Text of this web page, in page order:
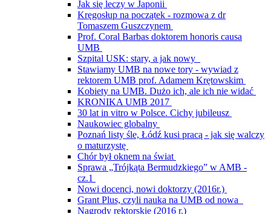
Jak się leczy w Japonii
Kręgosłup na początek - rozmowa z dr
Tomaszem Guszczynem
Prof. Coral Barbas doktorem honoris causa
UMB
Szpital USK: stary, a jak nowy
Stawiamy UMB na nowe tory - wywiad z
rektorem UMB prof. Adamem Krętowskim
Kobiety na UMB. Dużo ich, ale ich nie widać
KRONIKA UMB 2017
30 lat in vitro w Polsce. Cichy jubileusz
Naukowiec globalny
Poznań listy śle, Łódź kusi pracą - jak się walczy
o maturzystę
Chór był oknem na świat
Sprawa „Trójkąta Bermudzkiego” w AMB -
cz.1
Nowi docenci, nowi doktorzy (2016r.)
Grant Plus, czyli nauka na UMB od nowa
Nagrody rektorskie (2016 r.)